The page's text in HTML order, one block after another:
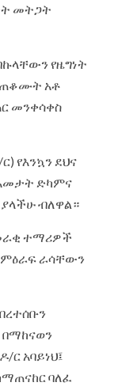
መትጋት
የዜግነት
አቶ
መንቀሳቀስ
የእንኳን ደህና
ድካምና
ብለዋል።
ተማሪዎች
ራሳቸውን
ር አባይነህ፤
ባለፈ